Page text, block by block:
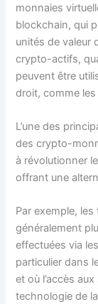
monnaies
blockchain, qui
unités de valeur
crypto-actifs,
peuvent être
droit, comme
L’une des
des crypto-
à révolutionner
offrant une
Par exemple,
généralement
effectuées via
particulier dans
et où l’accès
technologie de